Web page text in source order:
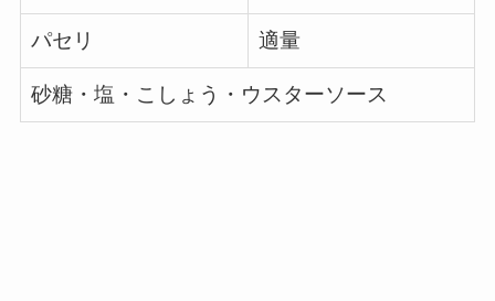
パセリ 適量
砂糖・塩・こしょう・ウスターソース